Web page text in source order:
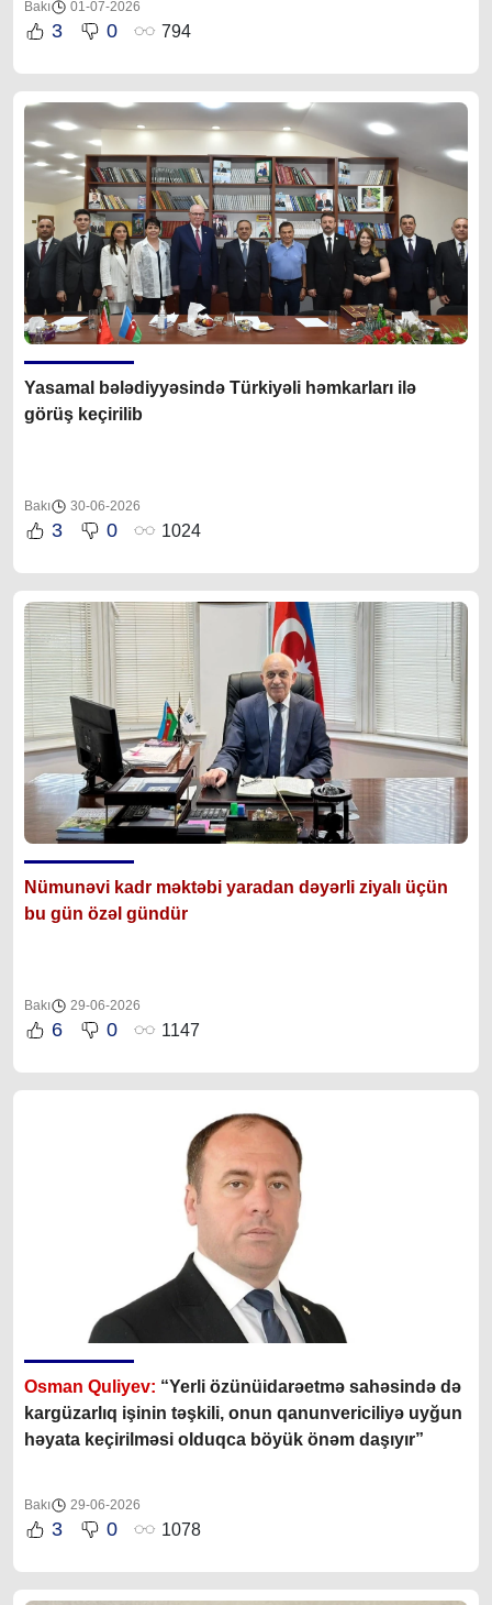
Bakı 01-07-2026
3 0 794
Yasamal bələdiyyəsində Türkiyəli həmkarları ilə
görüş keçirilib
Bakı 30-06-2026
3 0 1024
Nümunəvi kadr məktəbi yaradan dəyərli ziyalı üçün
bu gün özəl gündür
Bakı 29-06-2026
6 0 1147
Osman Quliyev: “Yerli özünüidarəetmə sahəsində də
kargüzarlıq işinin təşkili, onun qanunvericiliyə uyğun
həyata keçirilməsi olduqca böyük önəm daşıyır”
Bakı 29-06-2026
3 0 1078